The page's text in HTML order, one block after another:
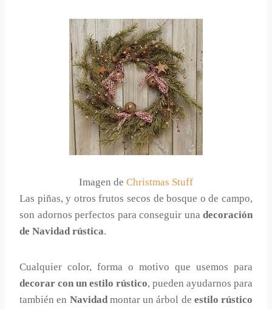
Imagen de Christmas Stuff
Las piñas, y otros frutos secos de bosque o de campo,
son adornos perfectos para conseguir una decoración
de Navidad rústica.
Cualquier color, forma o motivo que usemos para
decorar con un estilo rústico, pueden ayudarnos para
también en Navidadmontar un árbol de estilo rústico